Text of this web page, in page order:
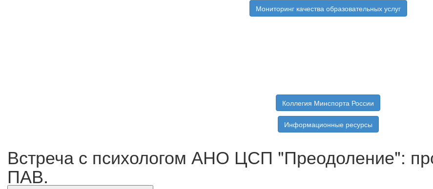
Мониторинг качества образовательных услуг
Коллегия Минспорта России
Информационные ресурсы
Встреча с психологом АНО ЦСП "Преодоление":
ПАВ.